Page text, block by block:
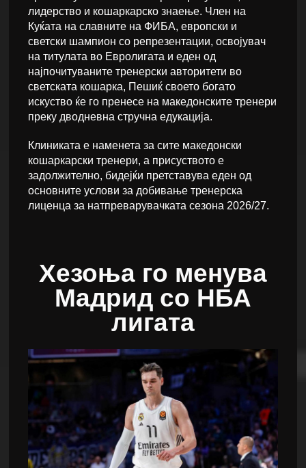
лидерство и кошаркарско знаење. Член на
Куќата на славните на ФИБА, европски и
светски шампион со репрезентации, освојувач
на титулата во Евролигата и еден од
најпочитуваните тренерски авторитети во
светската кошарка, Пешиќ своето богато
искуство ќе го пренесе на македонските тренери
преку дводневна стручна едукација.
Клиниката е наменета за сите македонски
кошаркарски тренери, а присуството е
задолжително, бидејќи претставува еден од
основните услови за добивање тренерска
лиценца за натпреварувачката сезона 2026/27.
Хезоња го менува
Мадрид со НБА
лигата